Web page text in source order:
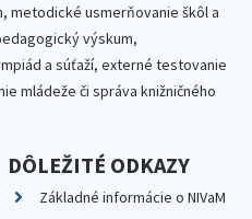
metodické usmerňovanie škôl a
výskum,
a súťaží, externé testovanie
mládeže či správa knižničného
DÔLEŽITÉ ODKAZY
Základné informácie o NIVaM